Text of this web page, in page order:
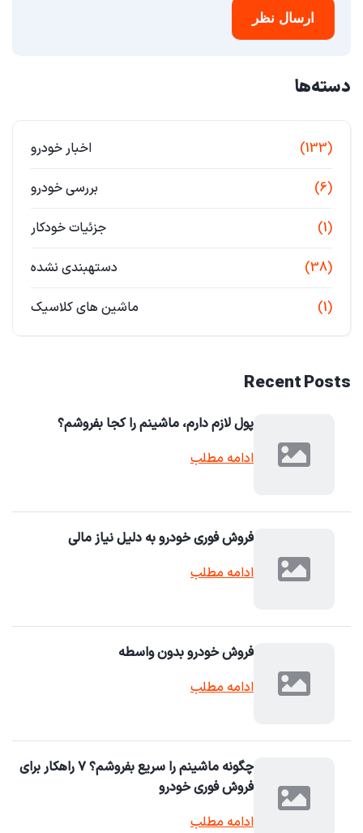
ارسال نظر
دسته‌ها
اخبار خودرو (133)
بررسی خودرو (6)
جزئیات خودکار (1)
دستهبندی نشده (38)
ماشین های کلاسیک (1)
Recent Posts
پول لازم دارم، ماشینم را کجا بفروشم؟
ادامه مطلب
فروش فوری خودرو به دلیل نیاز مالی
ادامه مطلب
فروش خودرو بدون واسطه
ادامه مطلب
چگونه ماشینم را سریع بفروشم؟ ۷ راهکار برای
فروش فوری خودرو
ادامه مطلب